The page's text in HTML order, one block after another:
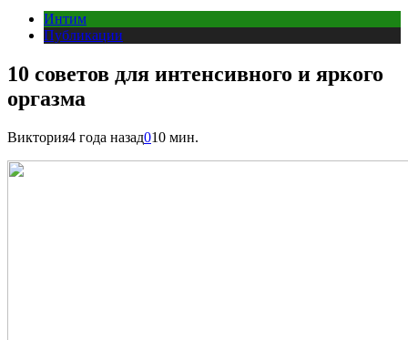
Интим
Публикации
10 советов для интенсивного и яркого
оргазма
Виктория4 года назад010 мин.